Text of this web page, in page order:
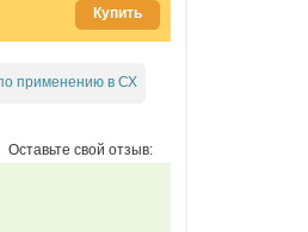
Купить
применению в СХ
Оставьте свой отзыв: